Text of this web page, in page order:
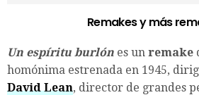
Remakes y más
Un espíritu burlón es un remake
homónima estrenada en 1945,
David Lean, director de grandes